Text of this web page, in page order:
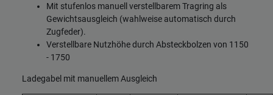
Mit stufenlos manuell verstellbarem Tragring als
Gewichtsausgleich (wahlweise automatisch durch
Zugfeder).
Verstellbare Nutzhöhe durch Absteckbolzen von 1150
- 1750
Ladegabel mit manuellem Ausgleich